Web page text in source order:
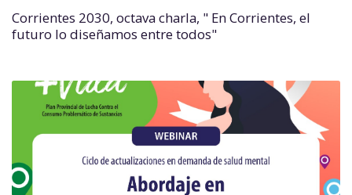
Corrientes 2030, octava charla, " En Corrientes, el
futuro lo diseñamos entre todos"